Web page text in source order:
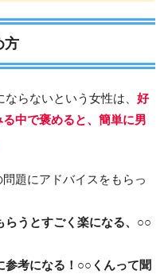
方
らないという女性は、 好
中で褒めると、簡単に男
題にアドバイスをもらっ
らうとすごく楽になる、○○
参考になる！○○くんって聞